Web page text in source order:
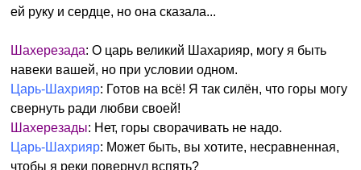
ей руку и сердце, но она сказала...
Шахерезада: О царь великий Шахарияр, могу я быть
навеки вашей, но при условии одном.
Царь-Шахрияр: Готов на всё! Я так силён, что горы могу
свернуть ради любви своей!
Шахерезады: Нет, горы сворачивать не надо.
Царь-Шахрияр: Может быть, вы хотите, несравненная,
чтобы я реки повернул вспять?